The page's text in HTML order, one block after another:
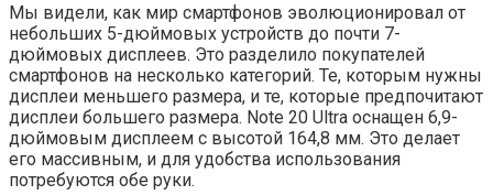
Мы видели, как мир смартфонов эволюционировал от
небольших 5-дюймовых устройств до почти 7-
дюймовых дисплеев. Это разделило покупателей
смартфонов на несколько категорий. Те, которым нужны
дисплеи меньшего размера, и те, которые предпочитают
дисплеи большего размера. Note 20 Ultra оснащен 6,9-
дюймовым дисплеем с высотой 164,8 мм. Это делает
его массивным, и для удобства использования
потребуются обе руки.